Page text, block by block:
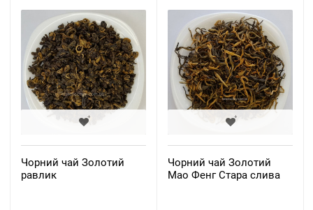
Чорний чай Золотий
равлик
Чорний чай Золотий
Мао Фенг Стара слива